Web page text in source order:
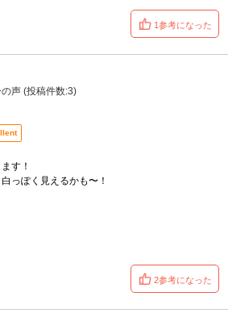
1参考になった
声 (投稿件数:3)
す！
っぽく見えるかも〜！
2参考になった